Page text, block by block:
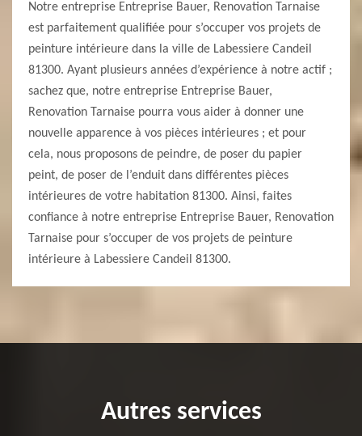
Notre entreprise Entreprise Bauer, Renovation Tarnaise
est parfaitement qualifiée pour s’occuper vos projets de
peinture intérieure dans la ville de Labessiere Candeil
81300. Ayant plusieurs années d’expérience à notre actif ;
sachez que, notre entreprise Entreprise Bauer,
Renovation Tarnaise pourra vous aider à donner une
nouvelle apparence à vos pièces intérieures ; et pour
cela, nous proposons de peindre, de poser du papier
peint, de poser de l’enduit dans différentes pièces
intérieures de votre habitation 81300. Ainsi, faites
confiance à notre entreprise Entreprise Bauer, Renovation
Tarnaise pour s’occuper de vos projets de peinture
intérieure à Labessiere Candeil 81300.
Autres services